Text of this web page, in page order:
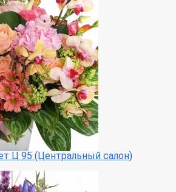
Ц 95 (Центральный салон)